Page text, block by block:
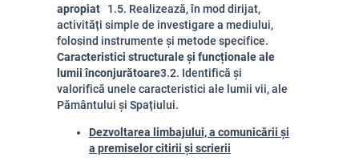
apropiat 1.5. Realizează, în mod dirijat,
activități simple de investigare a mediului,
folosind instrumente și metode specifice.
Caracteristici structurale și funcționale ale
lumii înconjurătoare3.2. Identifică și
valorifică unele caracteristici ale lumii vii, ale
Pământului și Spațiului.
Dezvoltarea limbajului, a comunicării și
a premiselor citirii și scrierii